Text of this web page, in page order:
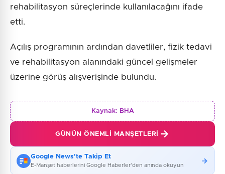
rehabilitasyon süreçlerinde kullanılacağını ifade
etti.
Açılış programının ardından davetliler, fizik tedavi
ve rehabilitasyon alanındaki güncel gelişmeler
üzerine görüş alışverişinde bulundu.
Kaynak: BHA
GÜNÜN ÖNEMLI MANŞETLERI
Google News'te Takip Et
E-Manşet haberlerini Google Haberler'den anında okuyun